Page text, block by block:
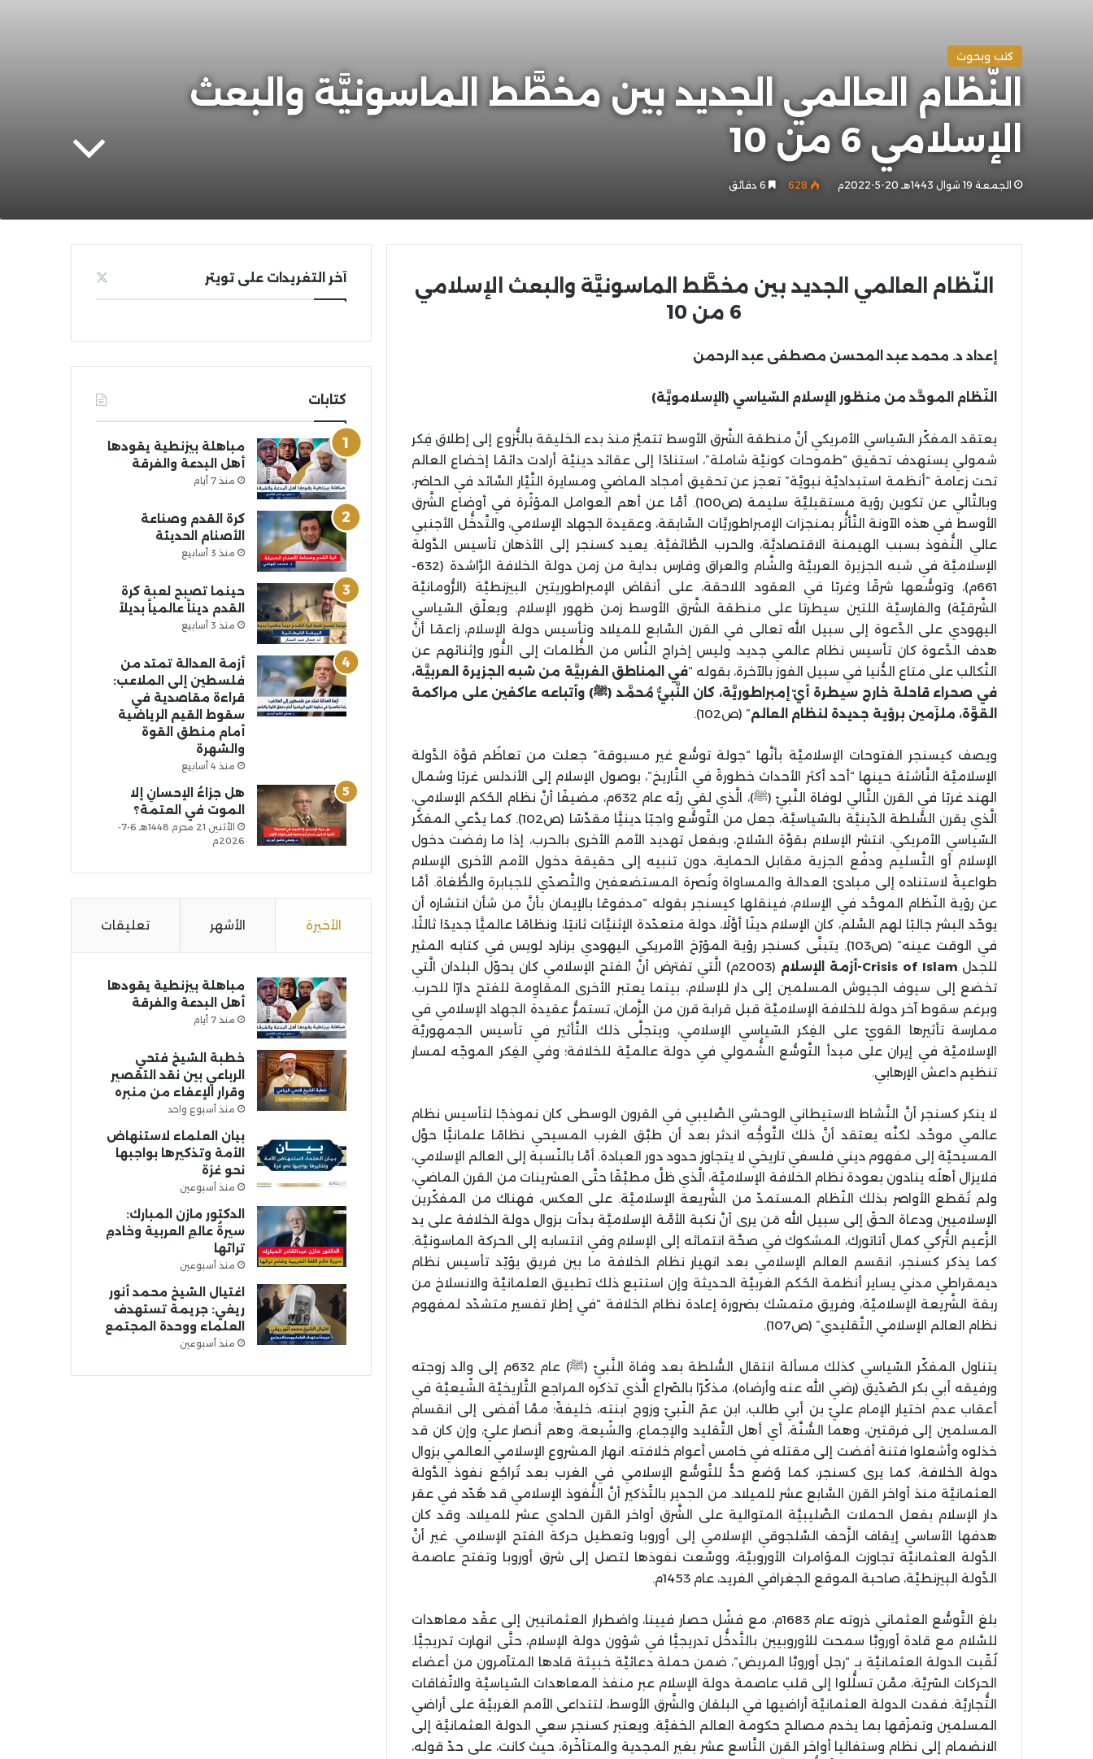
كتب وبحوث
النّظام العالمي الجديد بين مخطَّط الماسونيَّة والبعث
الإسلامي 6 من 10
الجمعة 19 شوال 1443هـ 20-5-2022م 628
النّظام العالمي الجديد بين مخطَّط الماسونيَّة والبعث الإسلامي
6 من 10
إعداد د. محمد عبد المحسن مصطفى عبد الرحمن
النّظام الموحَّد من منظور الإسلام السّياسي (الإسلامويَّة)
يعتقد المفكّر السّياسي الأمريكي أنَّ منطقة الشَّرق الأوسط تتميَّز منذ بدء الخليقة بالنُّزوع إلى إطلاق فِكر
شمولي يستهدف تحقيق “طموحات كونيَّة شاملة”، استنادًا إلى عقائد دينيَّة أرادت دائمًا إخضاع العالم
تحت زعامة “أنظمة استبداديَّة نبويَّة” تعجز عن تحقيق أمجاد الماضي ومسايرة التَّيَّار السَّائد في الحاضر،
وبالتَّالي عن تكوين رؤية مستقبليَّة سليمة (ص100). أمَّا عن أهم العوامل المؤثّرة في أوضاع الشَّرق
الأوسط في هذه الآونة التَّأثُّر بمنجزات الإمبراطوريَّات السَّابقة، وعقيدة الجهاد الإسلامي، والتَّدخُّل الأجنبي
عالي النُّفوذ بسبب الهيمنة الاقتصاديَّة، والحرب الطَّائفيَّة. يعيد كسنجر إلى الأذهان تأسيس الدَّولة
الإسلاميَّة في شبه الجزيرة العربيَّة والشَّام والعراق وفارس بداية من زمن دولة الخلافة الرَّاشدة (632-
661م)، وتوسُّعها شرقًا وغربًا في العقود اللاحقة، على أنقاض الإمبراطوريتين البيزنطيَّة (الرُّومانيَّة
الشَّرقيَّة) والفارسيَّة اللتين سيطرتا على منطقة الشَّرق الأوسط زمن ظهور الإسلام. ويعلّق السّياسي
اليهودي على الدَّعوة إلى سبيل الله تعالى في القرن السَّابع للميلاد وتأسيس دولة الإسلام، زاعمًا أنَّ
هدف الدَّعوة كان تأسيس نظام عالمي جديد، وليس إخراج النَّاس من الظُّلمات إلى النُّور وإثنائهم عن
التَّكالب على متاع الدُّنيا في سبيل الفوز بالآخرة، بقوله “في المناطق الغربيَّة من شبه الجزيرة العربيَّة،
في صحراء قاحلة خارج سيطرة أيّ إمبراطوريَّة، كان النَّبيُّ مُحمَّد (ﷺ) وأتباعه عاكفين على مراكمة
القوَّة، ملزَمين برؤية جديدة لنظام العالم” (ص102).
ويصف كيسنجر الفتوحات الإسلاميَّة بأنَّها “جولة توسُّع غير مسبوقة” جعلت من تعاظُم قوَّة الدَّولة
الإسلاميَّة النَّاشئة حينها “أحد أكثر الأحداث خطورةً في التَّاريخ”، بوصول الإسلام إلى الأندلس غربًا وشمال
الهند غربًا في القرن التَّالي لوفاة النَّبيّ (ﷺ)، الَّذي لقي ربَّه عام 632م، مضيفًا أنَّ نظام الحُكم الإسلامي،
الَّذي يقرن السُّلطة الدّينيَّة بالسّياسيَّة، جعل من التَّوسُّع واجبًا دينيًّا مقدَّسًا (ص102). كما يدَّعي المفكّر
السّياسي الأمريكي، انتشر الإسلام بقوَّة السّلاح، وبفعل تهديد الأمم الأخرى بالحرب، إذا ما رفضت دخول
الإسلام أو التَّسليم ودفْع الجزية مقابل الحماية، دون تنبيه إلى حقيقة دخول الأمم الأخرى الإسلام
طواعيةً لاستناده إلى مبادئ العدالة والمساواة ونُصرة المستضعفين والتَّصدّي للجبابرة والطُّغاة. أمَّا
عن رؤية النّظام الموحَّد في الإسلام، فينقلها كيسنجر بقوله “مدفوعًا بالإيمان بأنَّ من شأن انتشاره أن
يوحّد البشر جالبًا لهم السَّلم، كان الإسلام دينًا أوَّلًا، دولة متعدّدة الإثنيَّات ثانيًا، ونظامًا عالميًّا جديدًا ثالثًا،
في الوقت عينه” (ص103). يتبنَّى كسنجر رؤية المؤرّخ الأمريكي اليهودي برنارد لويس في كتابه المثير
للجدل Crisis of Islam-أزمة الإسلام
(2003م) الَّتي تفترض أنَّ الفتح الإسلامي كان يحوّل البلدان الَّتي
تخضع إلى سيوف الجيوش المسلمين إلى دار للإسلام، بينما يعتبر الأخرى المقاوِمة للفتح دارًا للحرب.
وبرغم سقوط آخر دولة للخلافة الإسلاميَّة قبل قرابة قرن من الزَّمان، تستمرُّ عقيدة الجهاد الإسلامي في
ممارسة تأثيرها القويّ على الفِكر السّياسي الإسلامي، ويتجلَّى ذلك التَّأثير في تأسيس الجمهوريَّة
الإسلاميَّة في إيران على مبدأ التَّوسُّع الشُّمولي في دولة عالميَّة للخلافة؛ وفي الفِكر الموجّه لمسار
تنظيم داعش الإرهابي.
لا ينكر كسنجر أنَّ النَّشاط الاستيطاني الوحشي الصَّليبي في القرون الوسطى كان نموذجًا لتأسيس نظام
عالمي موحَّد، لكنَّه يعتقد أنَّ ذلك التَّوجُّه اندثر بعد أن طبَّق الغرب المسيحي نظامًا علمانيًّا حوَّل
المسيحيَّة إلى مفهوم ديني فلسفي تاريخي لا يتجاوز حدود دور العبادة. أمَّا بالنّسبة إلى العالم الإسلامي،
فلايزال أهلُه ينادون بعودة نظام الخلافة الإسلاميَّة، الَّذي ظلَّ مطبَّقًا حتَّى العشرينات من القرن الماضي،
ولم تُقطع الأواصر بذلك النّظام المستمدّ من الشَّريعة الإسلاميَّة. على العكس، فهناك من المفكّرين
الإسلاميين ودعاة الحقّ إلى سبيل الله مَن يرى أنَّ نكبة الأمَّة الإسلاميَّة بدأت بزوال دولة الخلافة على يد
الزَّعيم التُّركي كمال أتاتورك، المشكوك في صحَّة انتمائه إلى الإسلام وفي انتسابه إلى الحركة الماسونيَّة.
كما يذكر كسنجر، انقسم العالم الإسلامي بعد انهيار نظام الخلافة ما بين فريق يؤيّد تأسيس نظام
ديمقراطي مدني يساير أنظمة الحُكم الغربيَّة الحديثة وإن استتبع ذلك تطبيق العلمانيَّة والانسلاخ من
ربقة الشَّريعة الإسلاميَّة، وفريق متمسّك بضرورة إعادة نظام الخلافة “في إطار تفسير متشدّد لمفهوم
نظام العالم الإسلامي التَّقليدي” (ص107).
يتناول المفكّر السّياسي كذلك مسألة انتقال السُّلطة بعد وفاة النَّبيّ (ﷺ) عام 632م إلى والد زوجته
ورفيقه أبي بكر الصّدّيق (رضي الله عنه وأرضاه)، مذكّرًا بالصّراع الَّذي تذكره المراجع التَّاريخيَّة الشّيعيَّة في
أعقاب عدم اختيار الإمام عليّ بن أبي طالب، ابن عمّ النّبيّ وزوج ابنته، خليفةً؛ ممَّا أفضى إلى انقسام
المسلمين إلى فرقتين، وهما السُّنَّة، أي أهل التَّقليد والإجماع، والشّيعة، وهم أنصار عليّ، وإن كان قد
خذلوه وأشعلوا فتنة أفضت إلى مقتله في خامس أعوام خلافته. انهار المشروع الإسلامي العالمي بزوال
دولة الخلافة، كما يرى كسنجر، كما وُضع حدٌّ للتَّوسُّع الإسلامي في الغرب بعد تُراجُع نفوذ الدَّولة
العثمانيَّة منذ أواخر القرن السَّابع عشر للميلاد. من الجدير بالتَّذكير أنَّ النُّفوذ الإسلامي قد هُدّد في عقر
دار الإسلام بفعل الحملات الصَّليبيَّة المتوالية على الشَّرق أواخر القرن الحادي عشر للميلاد، وقد كان
هدفها الأساسي إيقاف الزَّحف السَّلجوقي الإسلامي إلى أوروبا وتعطيل حركة الفتح الإسلامي. غير أنَّ
الدَّولة العثمانيَّة تجاوزت المؤامرات الأوروبيَّة، ووسَّعت نفوذها لتصل إلى شرق أوروبا وتفتح عاصمة
الدَّولة البيزنطيَّة، صاحبة الموقع الجغرافي الفريد، عام 1453م.
بلغ التَّوسُّع العثماني ذروته عام 1683م، مع فشْل حصار فيينا، واضطرار العثمانيين إلى عقْد معاهدات
للسَّلام مع قادة أوروبَّا سمحت للأوروبيين بالتَّدخُّل تدريجيًّا في شؤون دولة الإسلام، حتَّى انهارت تدريجيًّا.
لُقّبت الدولة العثمانيَّة بـ “رجل أوروبَّا المريض”، ضمن حملة دعائيَّة خبيثة قادها المتآمرون من أعضاء
الحركات السّريَّة، ممَّن تسلُّلوا إلى قلب عاصمة دولة الإسلام عبر منفذ المعاهدات السّياسيَّة والاتّفاقات
التُّجاريَّة. فقدت الدولة العثمانيَّة أراضيها في البلقان والشَّرق الأوسط، لتتداعى الأمم الغربيَّة على أراضي
المسلمين وتمزّقها بما يخدم مصالح حكومة العالم الخفيَّة. ويعتبر كسنجر سعي الدولة العثمانيَّة إلى
الانضمام إلى نظام وستفاليا أواخر القرن التَّاسع عشر بغير المجدية والمتأخّرة، حيث كانت، على حدّ قوله،
آخر التغريدات على تويتر
كتابات
مباهلة بيزنطية يقودها
أهل البدعة والفرقة
منذ 7 أيام
كرة القدم وصناعة
الأصنام الحديثة
منذ 3 أسابيع
حينما تصبح لعبة كرة
القدم ديناً عالمياً بديلاً
منذ 3 أسابيع
أزمة العدالة تمتد من
فلسطين إلى الملاعب:
قراءة مقاصدية في
سقوط القيم الرياضية
أمام منطق القوة
والشهرة
منذ 4 أسابيع
هل جزاءُ الإحسانِ إلا
الموت في العتمة؟
الأثنين 21 محرم 1448هـ 6-7-
2026م
الأخيرة الأشهر تعليقات
مباهلة بيزنطية يقودها
أهل البدعة والفرقة
منذ 7 أيام
خطبة الشيخ فتحي
الرباعي بين نقد التقصير
وقرار الإعفاء من منبره
منذ أسبوع واحد
بيان العلماء لاستنهاض
الأمة وتذكيرها بواجبها
نحو غزة
منذ أسبوعين
الدكتور مازن المبارك:
سيرةُ عالمِ العربية وخادمِ
تراثها
منذ أسبوعين
اغتيال الشيخ محمد أنور
ريغي: جريمة تستهدف
العلماء ووحدة المجتمع
منذ أسبوعين